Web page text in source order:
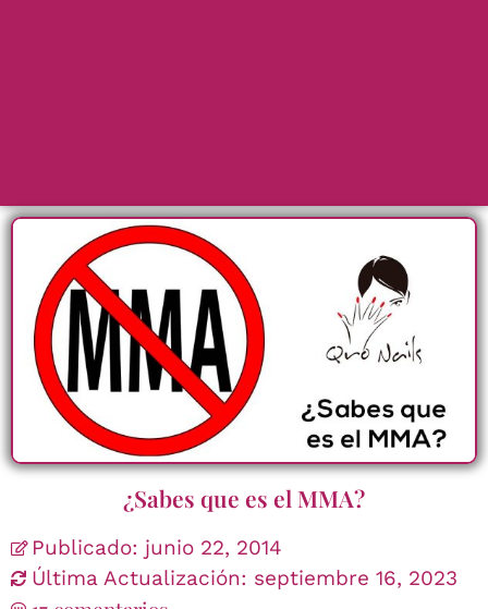
¿Sabes que es el MMA?
Publicado: junio 22, 2014
Última Actualización: septiembre 16, 2023